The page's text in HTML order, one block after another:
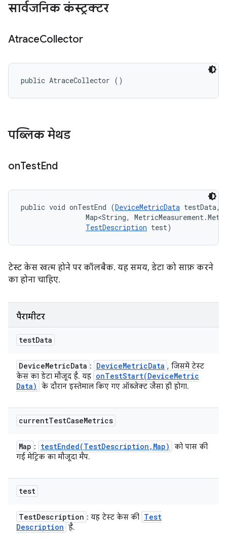
सार्वजनिक कंस्ट्रक्टर
AtraceCollector
public AtraceCollector ()
पब्लिक मेथड
onTestEnd
public void onTestEnd (DeviceMetricData testData,
Map<String,
TestDescription test)
टेस्ट केस खत्म होने पर कॉलबैक. यह समय, डेटा को साफ़ करने
का होना चाहिए.
पैरामीटर
testData
DeviceMetricData : DeviceMetricData , जिसमें टेस्ट
केस का डेटा मौजूद है. यह onTestStart(DeviceMetric
Data)
के दौरान इस्तेमाल किए गए ऑब्जेक्ट जैसा ही होगा.
currentTestCaseMetrics
Map : testEnded(TestDescription , Map)
को पास की
गई मेट्रिक का मौजूदा मैप.
test
TestDescription : यह टेस्ट केस की Test
Description है.